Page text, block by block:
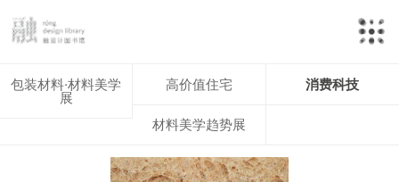
包装材料·材料美学
展
高价值住宅 消费科技
材料美学趋势展